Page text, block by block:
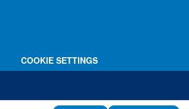
COOKIE SETTINGS